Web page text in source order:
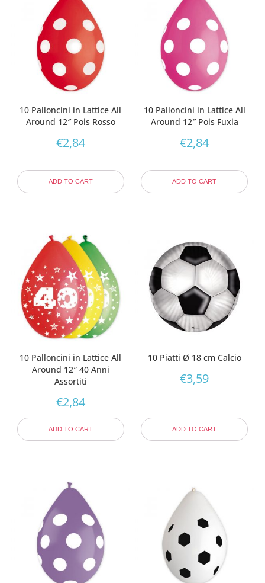
10 Palloncini in Lattice All
Around 12″ Pois Rosso
€2,84
ADD TO CART
10 Palloncini in Lattice All
Around 12″ Pois Fuxia
€2,84
ADD TO CART
10 Palloncini in Lattice All
Around 12″ 40 Anni
Assortiti
€2,84
ADD TO CART
10 Piatti Ø 18 cm Calcio
€3,59
ADD TO CART